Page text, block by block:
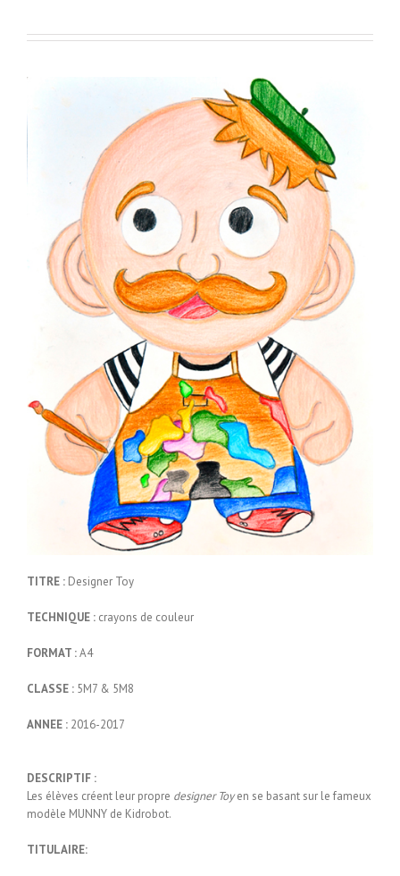
TITRE : Designer Toy
TECHNIQUE : crayons de couleur
FORMAT :A4
CLASSE : 5M7 & 5M8
ANNEE : 2016-2017
DESCRIPTIF :
Les élèves créent leur propre designer Toyen se basant sur le fameux
modèle MUNNY de Kidrobot.
TITULAIRE: